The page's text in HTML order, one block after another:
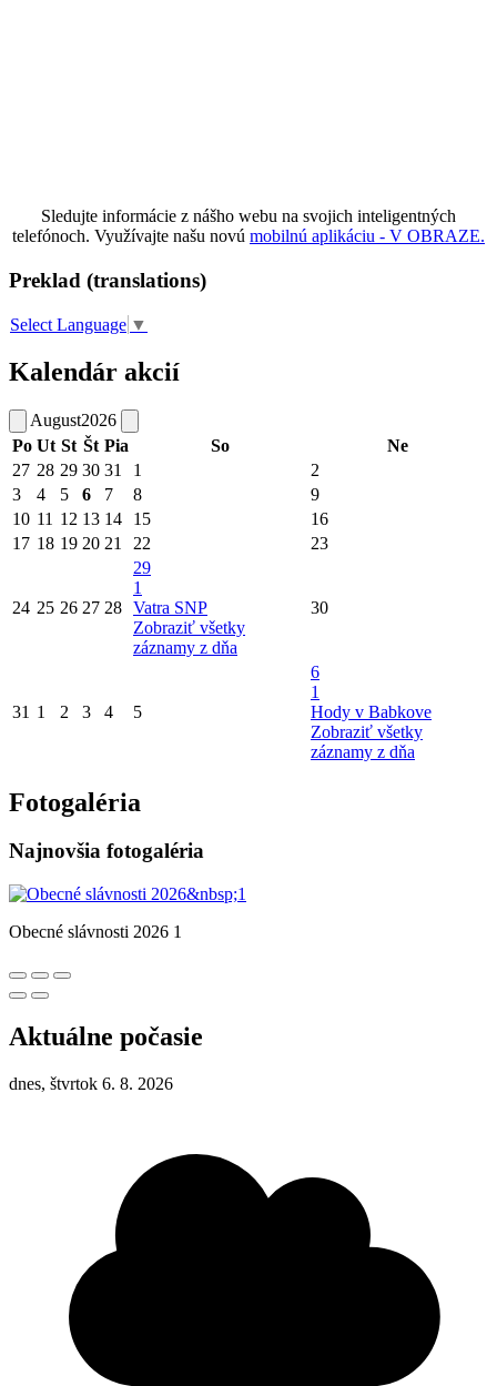
Sledujte informácie z nášho webu na svojich inteligentných
telefónoch. Využívajte našu novú mobilnú aplikáciu - V OBRAZE.
Preklad (translations)
Select Language ▼
Kalendár akcií
August2026
Po Ut St Št Pia So
Ne
27 28 29 30 31 1
2
3
4 5 6 7 8
9
10 11 12 13 14 15
16
17 18 19 20 21 22 23
24 25 26 27 28
29
1
Vatra SNP
Zobraziť všetky
záznamy z dňa
30
31 1 2 3 4 5
6
1
Hody v Babkove
Zobraziť všetky
záznamy z dňa
Fotogaléria
Najnovšia fotogaléria
Obecné slávnosti 2026 1
Aktuálne počasie
dnes, štvrtok 6. 8. 2026